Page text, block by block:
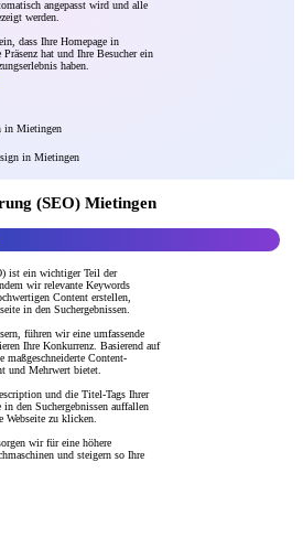
angepasst wird und alle
werden.
dass Ihre Homepage in
hat und Ihre Besucher ein
haben.
(SEO) Mietingen
ist ein wichtiger Teil der
wir relevante Keywords
Content erstellen,
in den Suchergebnissen.
führen wir eine umfassende
Ihre Konkurrenz. Basierend auf
maßgeschneiderte Content-
und Mehrwert bietet.
und die Titel-Tags Ihrer
den Suchergebnissen auffallen
Webseite zu klicken.
wir für eine höhere
und steigern so Ihre